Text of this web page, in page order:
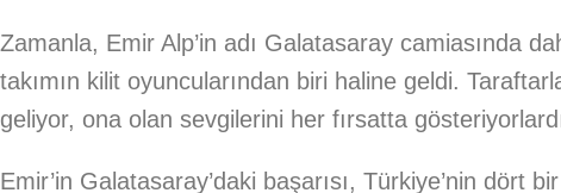
Zamanla, Emir Alp’in adı Galatasaray camiasında
takımın kilit oyuncularından biri haline geldi.
geliyor, ona olan sevgilerini her fırsatta
Emir’in Galatasaray’daki başarısı, Türkiye’nin dört